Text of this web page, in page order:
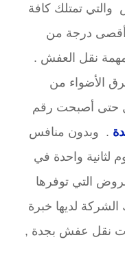
تمتلك كافة
أقصى درجة من
بمهمة نقل العفش .
الأضواء من
حتى أصبحت رقم
. وبدون منافس
لثانية واحدة في
التي توفرها
الشركة لديها خبرة
نقل عفش بجدة ,